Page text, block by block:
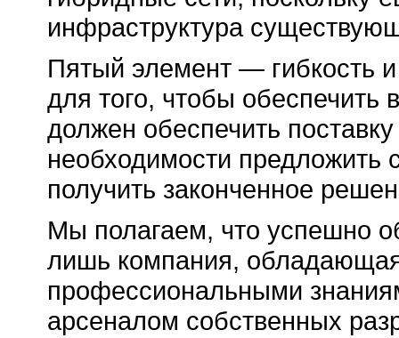
инфраструктура
Пятый элемент — гибкость
для того, чтобы обеспечить
должен обеспечить
необходимости предложить
получить законченное
Мы полагаем, что успешно
лишь компания,
профессиональными
арсеналом собственных